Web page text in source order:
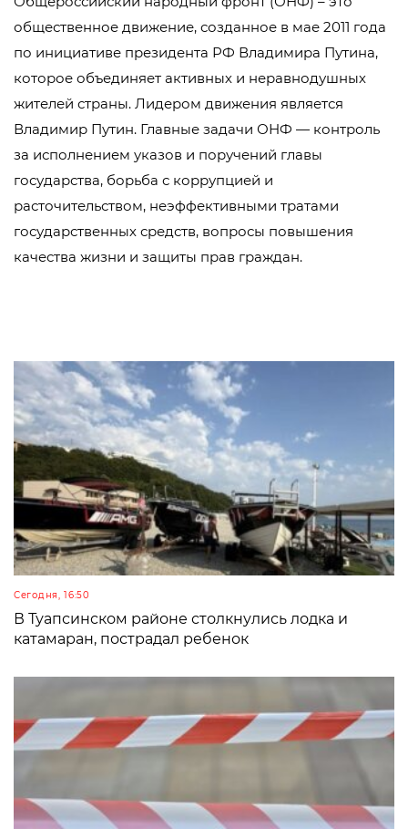
общественное движение, созданное в мае 2011 года
по инициативе президента РФ Владимира Путина,
которое объединяет активных и неравнодушных
жителей страны. Лидером движения является
Владимир Путин. Главные задачи ОНФ — контроль
за исполнением указов и поручений главы
государства, борьба с коррупцией и
расточительством, неэффективными тратами
государственных средств, вопросы повышения
качества жизни и защиты прав граждан.
Сегодня, 16:50
В Туапсинском районе столкнулись лодка и
катамаран, пострадал ребенок